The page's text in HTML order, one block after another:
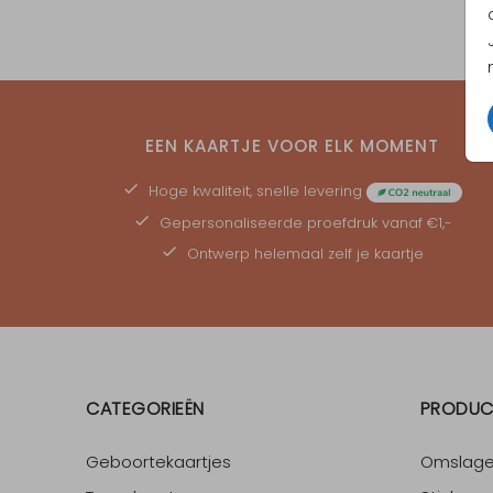
EEN KAARTJE VOOR ELK MOMENT
Hoge kwaliteit, snelle levering
Gepersonaliseerde proefdrukvanaf €1,-
Ontwerp helemaal zelf je kaartje
CATEGORIEËN
Geboortekaartjes